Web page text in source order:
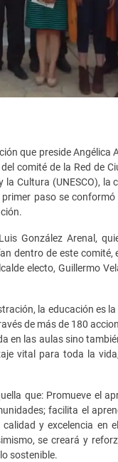
que preside Angélica
comité de la Red de
Cultura (UNESCO), la
paso se
González Arenal,
dentro de este comité,
electo, Guillermo
la educación es
de más de 180
en las aulas sino
vital para toda la
que: Promueve el
facilita el
y excelencia en
se creará y
sostenible.